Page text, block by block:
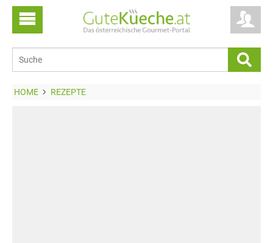
HOME REZEPTE